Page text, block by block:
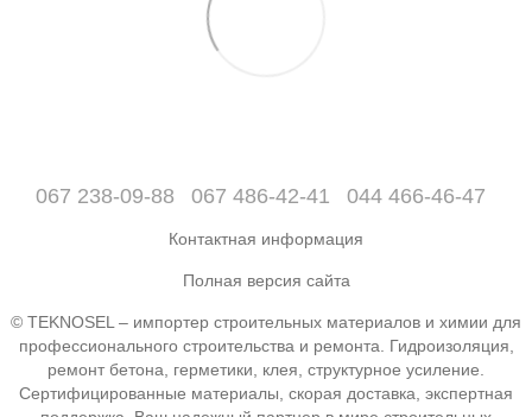
067 238-09-88 067 486-42-41 044 466-46-47
Контактная информация
Полная версия сайта
© TEKNOSEL – импортер строительных материалов и химии для
профессионального строительства и ремонта. Гидроизоляция,
ремонт бетона, герметики, клея, структурное усиление.
Сертифицированные материалы, скорая доставка, экспертная